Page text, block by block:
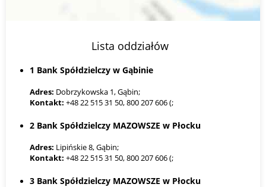
Lista oddziałów
1 Bank Spółdzielczy w Gąbinie
Adres: Dobrzykowska 1, Gąbin;
Kontakt: +48 22 515 31 50, 800 207 606 (;
2 Bank Spółdzielczy MAZOWSZE w Płocku
Adres: Lipińskie 8, Gąbin;
Kontakt: +48 22 515 31 50, 800 207 606 (;
3 Bank Spółdzielczy MAZOWSZE w Płocku